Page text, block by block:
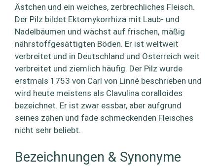
Ästchen und ein weiches, zerbrechliches Fleisch.
Der Pilz bildet Ektomykorrhiza mit Laub- und
Nadelbäumen und wächst auf frischen, mäßig
nährstoffgesättigten Böden. Er ist weltweit
verbreitet und in Deutschland und Österreich weit
verbreitet und ziemlich häufig. Der Pilz wurde
erstmals 1753 von Carl von Linné beschrieben und
wird heute meistens als Clavulina coralloides
bezeichnet. Er ist zwar essbar, aber aufgrund
seines zähen und fade schmeckenden Fleisches
nicht sehr beliebt.
Bezeichnungen & Synonyme